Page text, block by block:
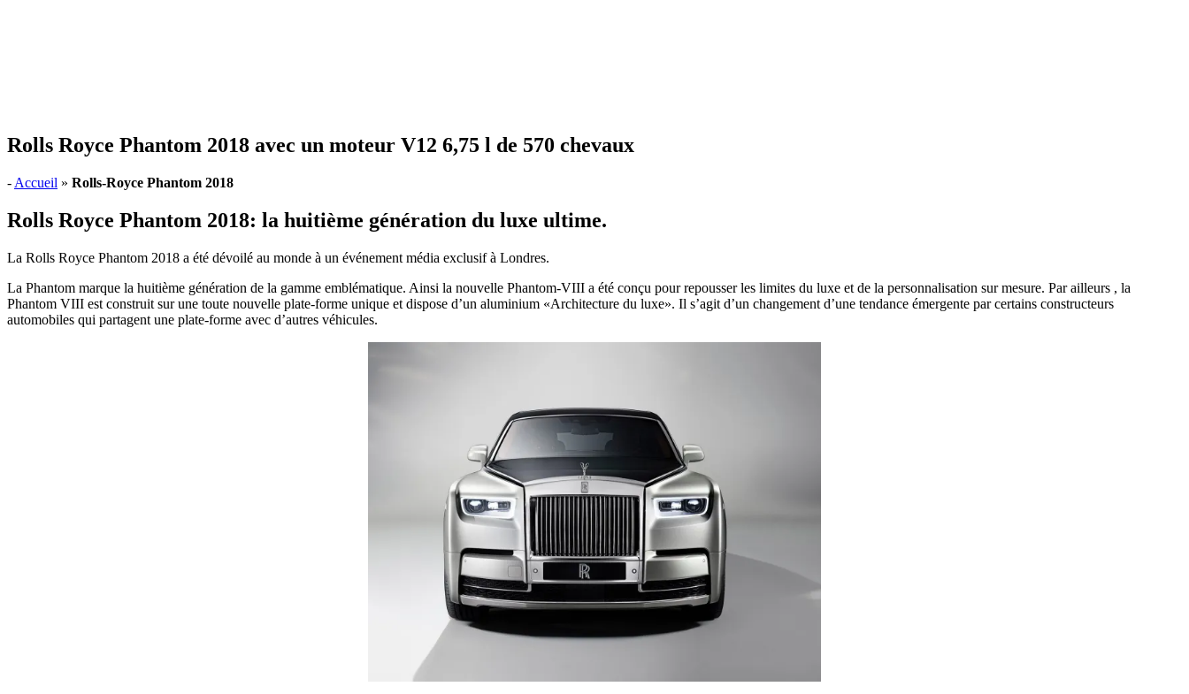
Rolls Royce Phantom 2018 avec un moteur V12 6,75 l de 570 chevaux
- Accueil » Rolls-Royce Phantom 2018
Rolls Royce Phantom 2018: la huitième génération du luxe ultime.
La Rolls Royce Phantom 2018 a été dévoilé au monde à un événement média exclusif à Londres.
La Phantom marque la huitième génération de la gamme emblématique. Ainsi la nouvelle Phantom-VIII a été conçu pour repousser les limites du luxe et de la personnalisation sur mesure. Par ailleurs , la
Phantom VIII est construit sur une toute nouvelle plate-forme unique et dispose d’un aluminium «Architecture du luxe». Il s’agit d’un changement d’une tendance émergente par certains constructeurs
automobiles qui partagent une plate-forme avec d’autres véhicules.